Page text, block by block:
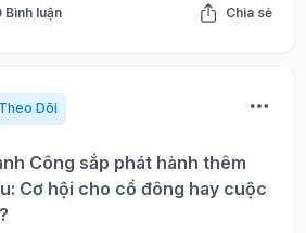
Bình luận Chia sẻ
Theo Dõi
Công sắp phát hành thêm
Cơ hội cho cổ đông hay cuộc